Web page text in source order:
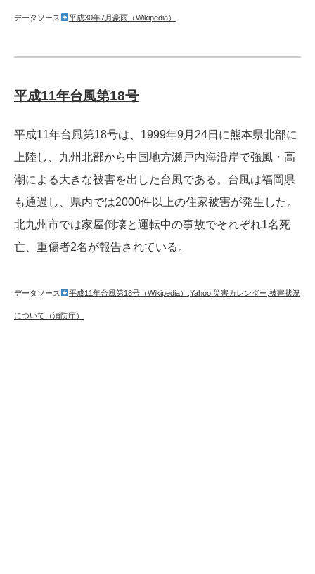
データソース 平成30年7月豪雨（Wikipedia）
平成11年台風第18号
平成11年台風第18号は、1999年9月24日に熊本県北部に
上陸し、九州北部から中国地方瀬戸内海沿岸で強風・高
潮による大きな被害を出した台風である。台風は福岡県
も通過し、県内では2000件以上の住家被害が発生した。
北九州市では家屋倒壊と運転中の事故でそれぞれ1名死
亡、重傷者2名が報告されている。
データソース 平成11年台風第18号（Wikipedia） ,Yahoo!災害カレンダー ,被害状況
について（消防庁）